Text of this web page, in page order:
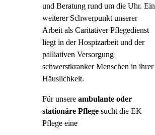
und Beratung rund um die Uhr. Ein
weiterer Schwerpunkt unserer
Arbeit als Caritativer Pflegedienst
liegt in der Hospizarbeit und der
palliativen Versorgung
schwerstkranker Menschen in ihrer
Häuslichkeit.
Für unsere ambulante oder
stationäre Pflege sucht die EK
Pflege eine